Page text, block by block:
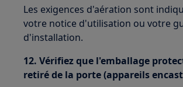
Les exigences d'aération sont
votre notice d'utilisation ou votre
d'installation.
12. Vérifiez que l'emballage
retiré de la porte (appareils